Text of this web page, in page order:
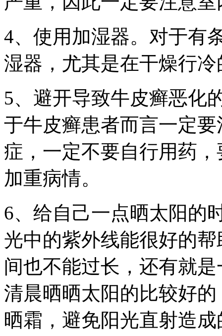
4、使用加湿器。对于有
湿器，尤其是在干燥行
5、避开导致牛皮癣恶化
于牛皮癣患者而言一定
症，一定不要自行用药
加重病情。
6、给自己一点晒太阳的
光中的紫外线能很好的
间也不能过长，还有就
清晨晒晒太阳的比较好
晒霜，避免阳光直射造